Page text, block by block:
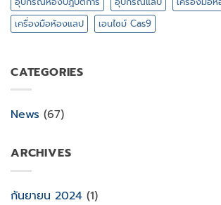
เครื่องมือห้องแลป
เอนไซม์ Cas9
CATEGORIES
News (67)
ARCHIVES
กันยายน 2024 (1)